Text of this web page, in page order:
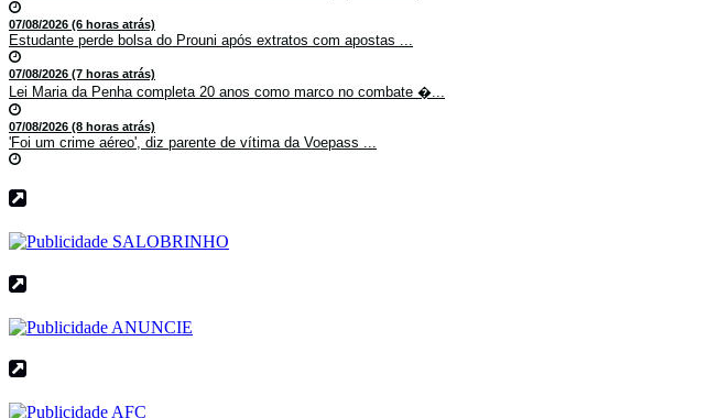
07/08/2026 (6 horas atrás)
Estudante perde bolsa do Prouni após extratos com apostas ...
07/08/2026 (7 horas atrás)
Lei Maria da Penha completa 20 anos como marco no combate �...
07/08/2026 (8 horas atrás)
'Foi um crime aéreo', diz parente de vítima da Voepass ...